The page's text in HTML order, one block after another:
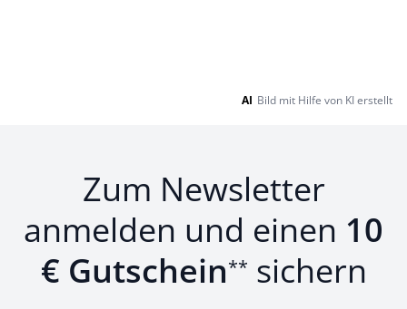
AI Bild mit Hilfe von KI erstellt
Zum Newsletter
anmelden und einen 10
€ Gutschein** sichern